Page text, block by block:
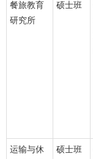
餐旅教育
研究所
硕士班
运输与休
硕士班